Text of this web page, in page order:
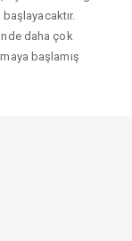
daha çok
başlamış